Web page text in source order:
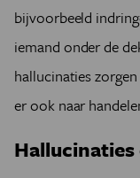
bijvoorbeeld
iemand onder de
hallucinaties
er ook naar